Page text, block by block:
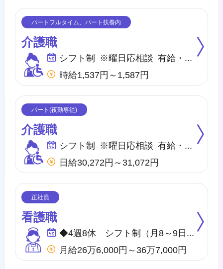
介護職
時給1,537円～1,587円
介護職
日給30,272円～31,072円
看護職
月給26万6,000円～36万7,000円